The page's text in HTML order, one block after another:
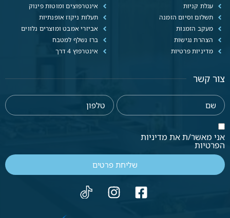
עגלת קניות
תשלום וסיום הזמנה
מעקב הזמנות
הצהרת נגישות
מדיניות פרטיות
אינטרפוצים ומוטות פינוק
תעלות ניקוז אופנתיות
אביזרי אמבט ומוצרים נלווים
ברז נשלף למטבח
אינטרפוץ 4 דרך
צור קשר
אני מאשר/ת את מדיניות
הפרטיות
שליחת פרטים